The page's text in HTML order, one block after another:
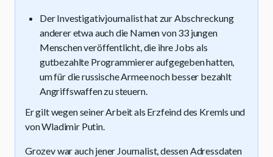
Der Investigativjournalist hat zur Abschreckung
anderer etwa auch die Namen von 33 jungen
Menschen veröffentlicht, die ihre Jobs als
gutbezahlte Programmierer aufgegeben hatten,
um für die russische Armee noch besser bezahlt
Angriffswaffen zu steuern.
Er gilt wegen seiner Arbeit als Erzfeind des Kremls und
von Wladimir Putin.
Grozev war auch jener Journalist, dessen Adressdaten